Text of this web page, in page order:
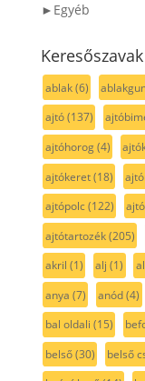
►Egyéb
Keresőszavak
ablak(6)
ajtó(137)
ajtóhorog(4)
ajtókeret(18)
ajtópolc(122)
ajtótartozék(205)
akril (1) alj (1)
anya (7) anód(4)
bal oldali (15)
belső(30) belső